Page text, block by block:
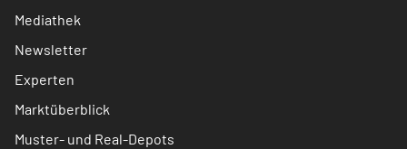
Mediathek
Newsletter
Experten
Marktüberblick
Muster- und Real-Depots